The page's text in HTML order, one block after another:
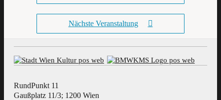
Nächste Veranstaltung
RundPunkt 11
Gaußplatz 11/3; 1200 Wien